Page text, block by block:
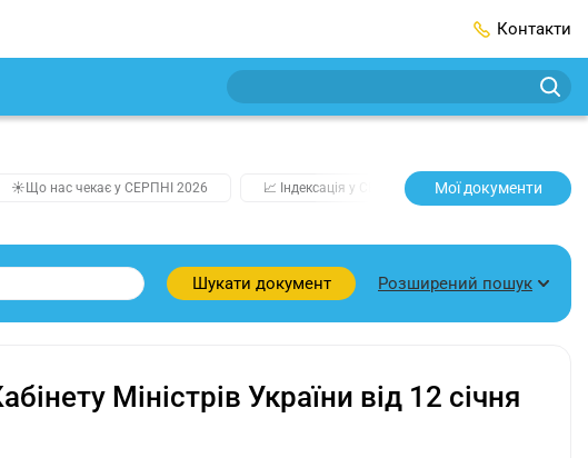
Контакти
☀️Що нас чекає у СЕРПНІ 2026 📈 Індексація у СЕРПНІ 2️⃣0️⃣2️⃣7️⃣ Усі
Мої документи
Шукати документ Розширений пошук
Міністрів України від 12 січня